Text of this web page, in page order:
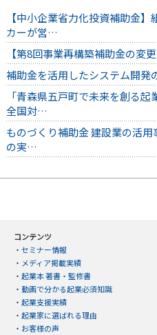
【中小企業省力化投資補助金
カーが営…
【第8回事業再構築補助金の変更
補助金を活用したシステム開発
「青森県五戸町で未来を創る
全国対…
ものづくり補助金 建設業の活
の実…
コンテンツ
・ セミナー情報
・ メディア掲載実績
・ 起業本 著書・監修書
・ 動画で分かる起業必須知識
・ 起業支援実績
・ 起業家に選ばれる理由
・ お客様の声